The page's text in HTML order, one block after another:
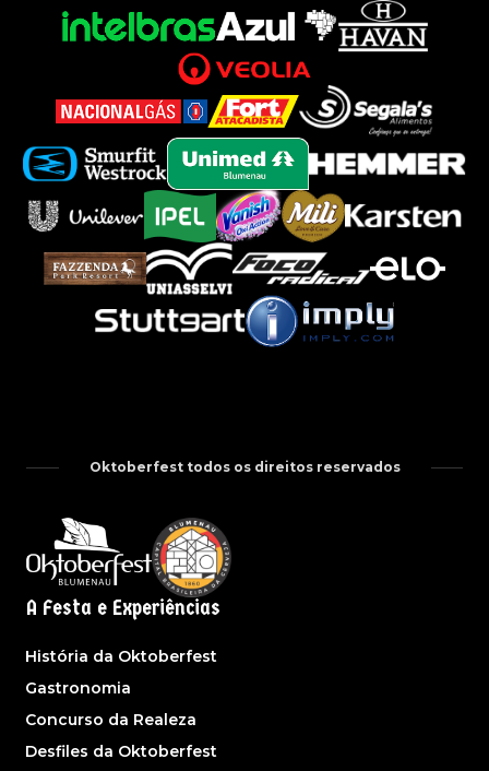
Oktoberfest todos os direitos reservados
A Festa e Experiências
História da Oktoberfest
Gastronomia
Concurso da Realeza
Desfiles da Oktoberfest